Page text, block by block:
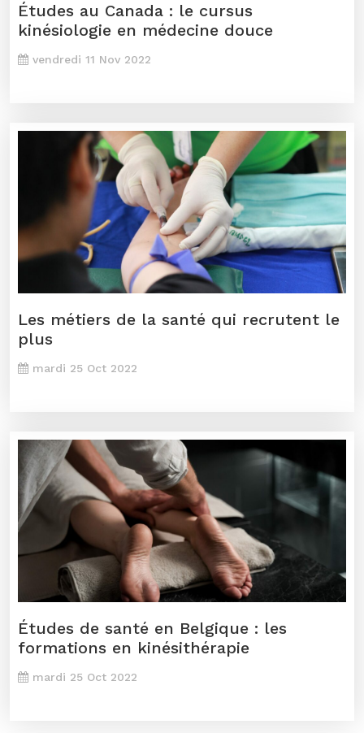
Études au Canada : le cursus
kinésiologie en médecine douce
vendredi 11 Nov 2022
Les métiers de la santé qui recrutent le
plus
mardi 25 Oct 2022
Études de santé en Belgique : les
formations en kinésithérapie
mardi 25 Oct 2022